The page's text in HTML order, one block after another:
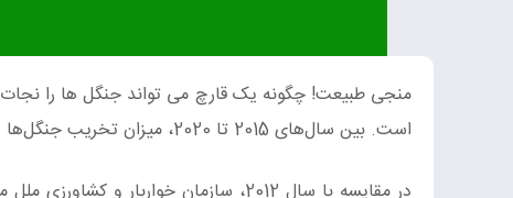
منجی طبیعت! چگونه یک قارچ می تواند جنگل ها را
است. بین سال‌های 2015 تا 2020، میزان تخریب جنگل‌ها در حدود 10 میلیون هکتار در سال برآورد شده‌است.